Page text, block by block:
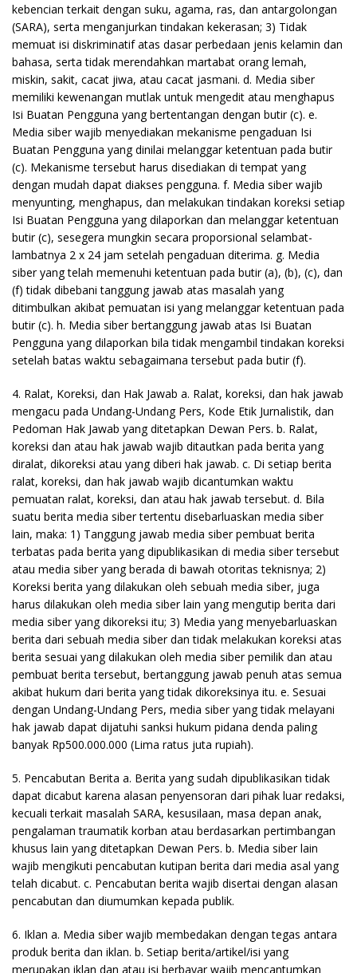
kebencian terkait dengan suku, agama, ras, dan antargolongan
(SARA), serta menganjurkan tindakan kekerasan; 3) Tidak
memuat isi diskriminatif atas dasar perbedaan jenis kelamin dan
bahasa, serta tidak merendahkan martabat orang lemah,
miskin, sakit, cacat jiwa, atau cacat jasmani. d. Media siber
memiliki kewenangan mutlak untuk mengedit atau menghapus
Isi Buatan Pengguna yang bertentangan dengan butir (c). e.
Media siber wajib menyediakan mekanisme pengaduan Isi
Buatan Pengguna yang dinilai melanggar ketentuan pada butir
(c). Mekanisme tersebut harus disediakan di tempat yang
dengan mudah dapat diakses pengguna. f. Media siber wajib
menyunting, menghapus, dan melakukan tindakan koreksi setiap
Isi Buatan Pengguna yang dilaporkan dan melanggar ketentuan
butir (c), sesegera mungkin secara proporsional selambat-
lambatnya 2 x 24 jam setelah pengaduan diterima. g. Media
siber yang telah memenuhi ketentuan pada butir (a), (b), (c), dan
(f) tidak dibebani tanggung jawab atas masalah yang
ditimbulkan akibat pemuatan isi yang melanggar ketentuan pada
butir (c). h. Media siber bertanggung jawab atas Isi Buatan
Pengguna yang dilaporkan bila tidak mengambil tindakan koreksi
setelah batas waktu sebagaimana tersebut pada butir (f).
4. Ralat, Koreksi, dan Hak Jawab a. Ralat, koreksi, dan hak jawab
mengacu pada Undang-Undang Pers, Kode Etik Jurnalistik, dan
Pedoman Hak Jawab yang ditetapkan Dewan Pers. b. Ralat,
koreksi dan atau hak jawab wajib ditautkan pada berita yang
diralat, dikoreksi atau yang diberi hak jawab. c. Di setiap berita
ralat, koreksi, dan hak jawab wajib dicantumkan waktu
pemuatan ralat, koreksi, dan atau hak jawab tersebut. d. Bila
suatu berita media siber tertentu disebarluaskan media siber
lain, maka: 1) Tanggung jawab media siber pembuat berita
terbatas pada berita yang dipublikasikan di media siber tersebut
atau media siber yang berada di bawah otoritas teknisnya; 2)
Koreksi berita yang dilakukan oleh sebuah media siber, juga
harus dilakukan oleh media siber lain yang mengutip berita dari
media siber yang dikoreksi itu; 3) Media yang menyebarluaskan
berita dari sebuah media siber dan tidak melakukan koreksi atas
berita sesuai yang dilakukan oleh media siber pemilik dan atau
pembuat berita tersebut, bertanggung jawab penuh atas semua
akibat hukum dari berita yang tidak dikoreksinya itu. e. Sesuai
dengan Undang-Undang Pers, media siber yang tidak melayani
hak jawab dapat dijatuhi sanksi hukum pidana denda paling
banyak Rp500.000.000 (Lima ratus juta rupiah).
5. Pencabutan Berita a. Berita yang sudah dipublikasikan tidak
dapat dicabut karena alasan penyensoran dari pihak luar redaksi,
kecuali terkait masalah SARA, kesusilaan, masa depan anak,
pengalaman traumatik korban atau berdasarkan pertimbangan
khusus lain yang ditetapkan Dewan Pers. b. Media siber lain
wajib mengikuti pencabutan kutipan berita dari media asal yang
telah dicabut. c. Pencabutan berita wajib disertai dengan alasan
pencabutan dan diumumkan kepada publik.
6. Iklan a. Media siber wajib membedakan dengan tegas antara
produk berita dan iklan. b. Setiap berita/artikel/isi yang
merupakan iklan dan atau isi berbayar wajib mencantumkan